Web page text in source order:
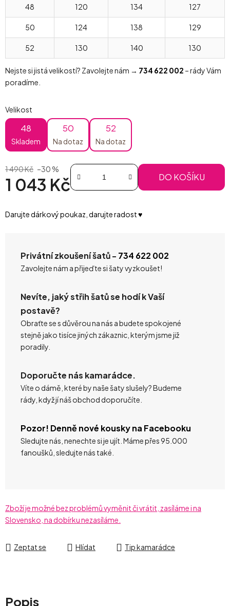
48 120 134 127
50 124 138 129
52 130 140 130
Nejste si jistá velikostí? Zavolejte nám → 734 622 002 – rády Vám
poradíme.
Velikost
48
Skladem
50
Na dotaz
52
Na dotaz
1 490 Kč –30 %
1 043 Kč DO KOŠÍKU
Darujte dárkový poukaz, darujte radost ♥️
Privátní zkoušení šatů - 734 622 002
Zavolejte nám a přijeďte si šaty vyzkoušet!
Nevíte, jaký střih šatů se hodí k Vaší
postavě?
Obraťte se s důvěrou na nás a budete spokojené
stejně jako tisíce jiných zákaznic, kterým jsme již
poradily.
Doporučte nás kamarádce.
Víte o dámě, které by naše šaty slušely? Budeme
rády, když jí náš obchod doporučíte.
Pozor! Denně nové kousky na Facebooku
Sledujte nás, nenechte si je ujít. Máme přes 95.000
fanoušků, sledujte nás také.
Zboží je možné bez problémů vyměnit či vrátit, zasíláme i na
Slovensko, na dobírku nezasíláme.
Zeptat se Hlídat Tip kamarádce
Popis